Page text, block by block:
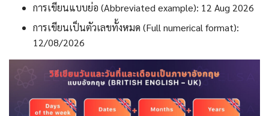
การเขียนแบบย่อ (Abbreviated example): 12 Aug 2026
การเขียนเป็นตัวเลขทั้งหมด (Full numerical format):
12/08/2026